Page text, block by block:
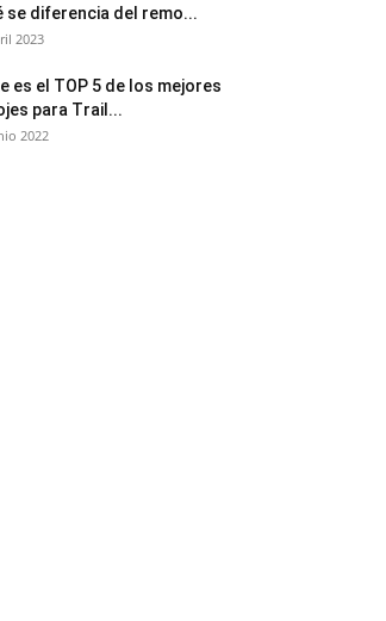
se diferencia del remo...
2023
es el TOP 5 de los mejores
para Trail...
2022